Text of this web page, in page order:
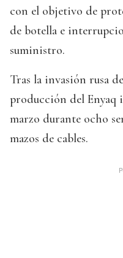
con el objetivo de
de botella e
suministro.
Tras la invasión rusa
producción del Enyaq
marzo durante ocho
mazos de cables.